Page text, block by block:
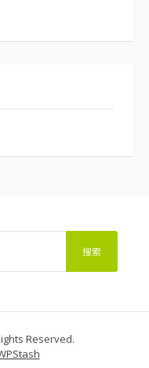
Reserved.